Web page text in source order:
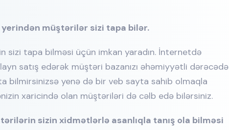
müştərilər sizi tapa bilər.
sizi tapa bilməsi üçün imkan yaradın. İnternetdə
satış edərək müştəri bazanızı əhəmiyyətli dərəcədə
bilmirsinizsə yenə də bir veb sayta sahib olmaqla
xaricində olan müştəriləri də cəlb edə bilərsiniz.
sizin xidmətlərlə asanlıqla tanış ola bilməsi